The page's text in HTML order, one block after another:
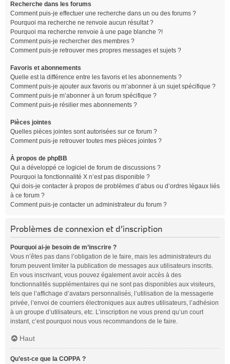
Recherche dans les forums
Comment puis-je effectuer une recherche dans un ou des forums ?
Pourquoi ma recherche ne renvoie aucun résultat ?
Pourquoi ma recherche renvoie à une page blanche ?!
Comment puis-je rechercher des membres ?
Comment puis-je retrouver mes propres messages et sujets ?
Favoris et abonnements
Quelle est la différence entre les favoris et les abonnements ?
Comment puis-je ajouter aux favoris ou m’abonner à un sujet spécifique ?
Comment puis-je m’abonner à un forum spécifique ?
Comment puis-je résilier mes abonnements ?
Pièces jointes
Quelles pièces jointes sont autorisées sur ce forum ?
Comment puis-je retrouver toutes mes pièces jointes ?
À propos de phpBB
Qui a développé ce logiciel de forum de discussions ?
Pourquoi la fonctionnalité X n’est pas disponible ?
Qui dois-je contacter à propos de problèmes d’abus ou d’ordres légaux liés
à ce forum ?
Comment puis-je contacter un administrateur du forum ?
Problèmes de connexion et d’inscription
Pourquoi ai-je besoin de m’inscrire ?
Vous n’êtes pas dans l’obligation de le faire, mais les administrateurs du
forum peuvent limiter la publication de messages aux utilisateurs inscrits.
En vous inscrivant, vous pouvez également avoir accès à des
fonctionnalités supplémentaires qui ne sont pas disponibles aux visiteurs,
tels que l’affichage d’avatars personnalisés, l’utilisation de la messagerie
privée, l’envoi de courriers électroniques aux autres utilisateurs, l’adhésion
à un groupe d’utilisateurs, etc. L’inscription ne vous prend qu’un court
instant, c’est pourquoi nous vous recommandons de le faire.
Haut
Qu’est-ce que la COPPA ?